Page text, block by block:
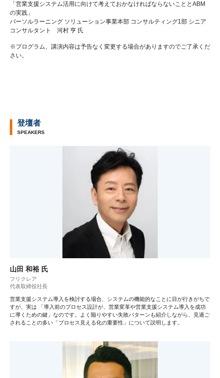
「営業支援システム活用に向けて考えておかなければならないこととABM
の実践」
パーソルラーニング ソリューション事業本部 コンサルティング1部 シニア
コンサルタント 河村 亨 氏
※プログラム、講演内容は予告なく変更する場合がありますのでご了承くだ
さい。
登壇者
SPEAKERS
山田 和裕 氏
フリクレア
代表取締役社長
営業支援システム導入を検討する場合、システムの機能的なことに目が行きがちで
すが、実は 「導入前のプロセス設計が、営業変革や営業支援システム導入を成功
に導くための鍵」なのです。よく陥りやすい失敗パターンも紹介しながら、見過ご
されることの多い「プロセス見える化の重要性」について説明します。